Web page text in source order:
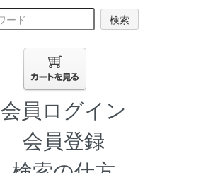
検索
会員ログイン
会員登録